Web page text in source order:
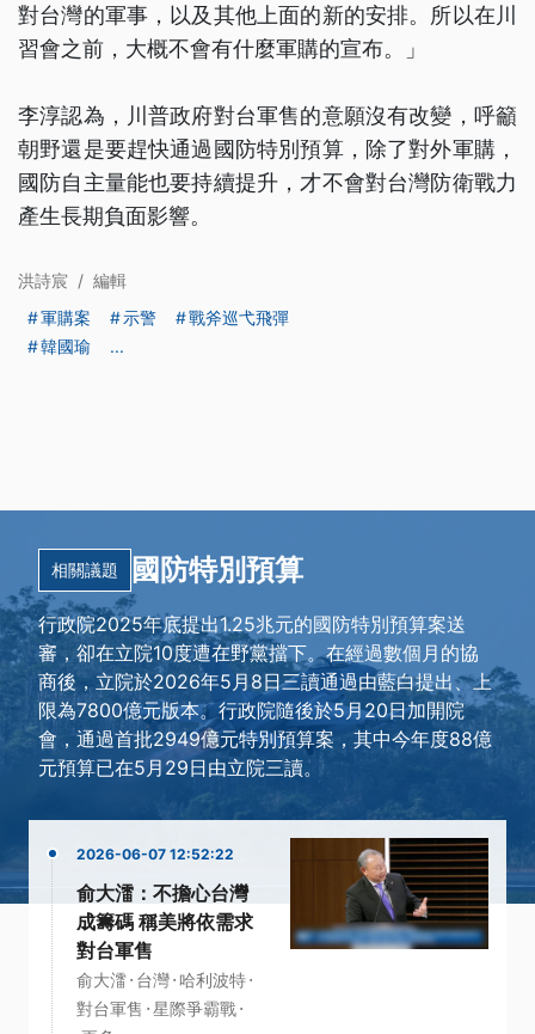
對台灣的軍事，以及其他上面的新的安排。所以在川
習會之前，大概不會有什麼軍購的宣布。」
李淳認為，川普政府對台軍售的意願沒有改變，呼籲
朝野還是要趕快通過國防特別預算，除了對外軍購，
國防自主量能也要持續提升，才不會對台灣防衛戰力
產生長期負面影響。
洪詩宸 / 編輯
軍購案
示警
戰斧巡弋飛彈
韓國瑜
...
相關議題 國防特別預算
行政院2025年底提出1.25兆元的國防特別預算案送
審，卻在立院10度遭在野黨擋下。在經過數個月的協
商後，立院於2026年5月8日三讀通過由藍白提出、上
限為7800億元版本。行政院隨後於5月20日加開院
會，通過首批2949億元特別預算案，其中今年度88億
元預算已在5月29日由立院三讀。
2026-06-07 12:52:22
俞大㵢：不擔心台灣
成籌碼 稱美將依需求
對台軍售
俞大㵢· 台灣· 哈利波特·
對台軍售 ·星際爭霸戰·